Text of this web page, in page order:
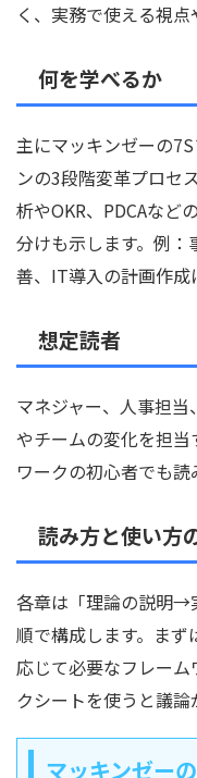
く、実務で使える視点
何を学べるか
主にマッキンゼーの
ンの3段階変革プロセ
析やOKR、PDCAなど
分けも示します。例
善、IT導入の計画作成
想定読者
マネジャー、人事担
やチームの変化を担
ワークの初心者でも読
読み方と使い方
各章は「理論の説明→
順で構成します。ま
応じて必要なフレー
クシートを使うと議論
マッキンゼー